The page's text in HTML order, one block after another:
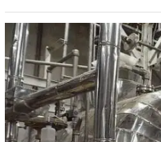
de…